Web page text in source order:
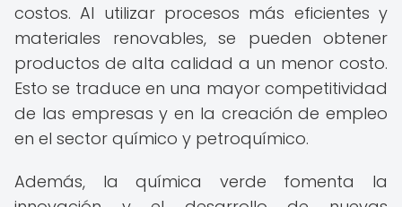
costos. Al utilizar procesos más eficientes y
materiales renovables, se pueden obtener
productos de alta calidad a un menor costo.
Esto se traduce en una mayor competitividad
de las empresas y en la creación de empleo
en el sector químico y petroquímico.
Además, la química verde fomenta la